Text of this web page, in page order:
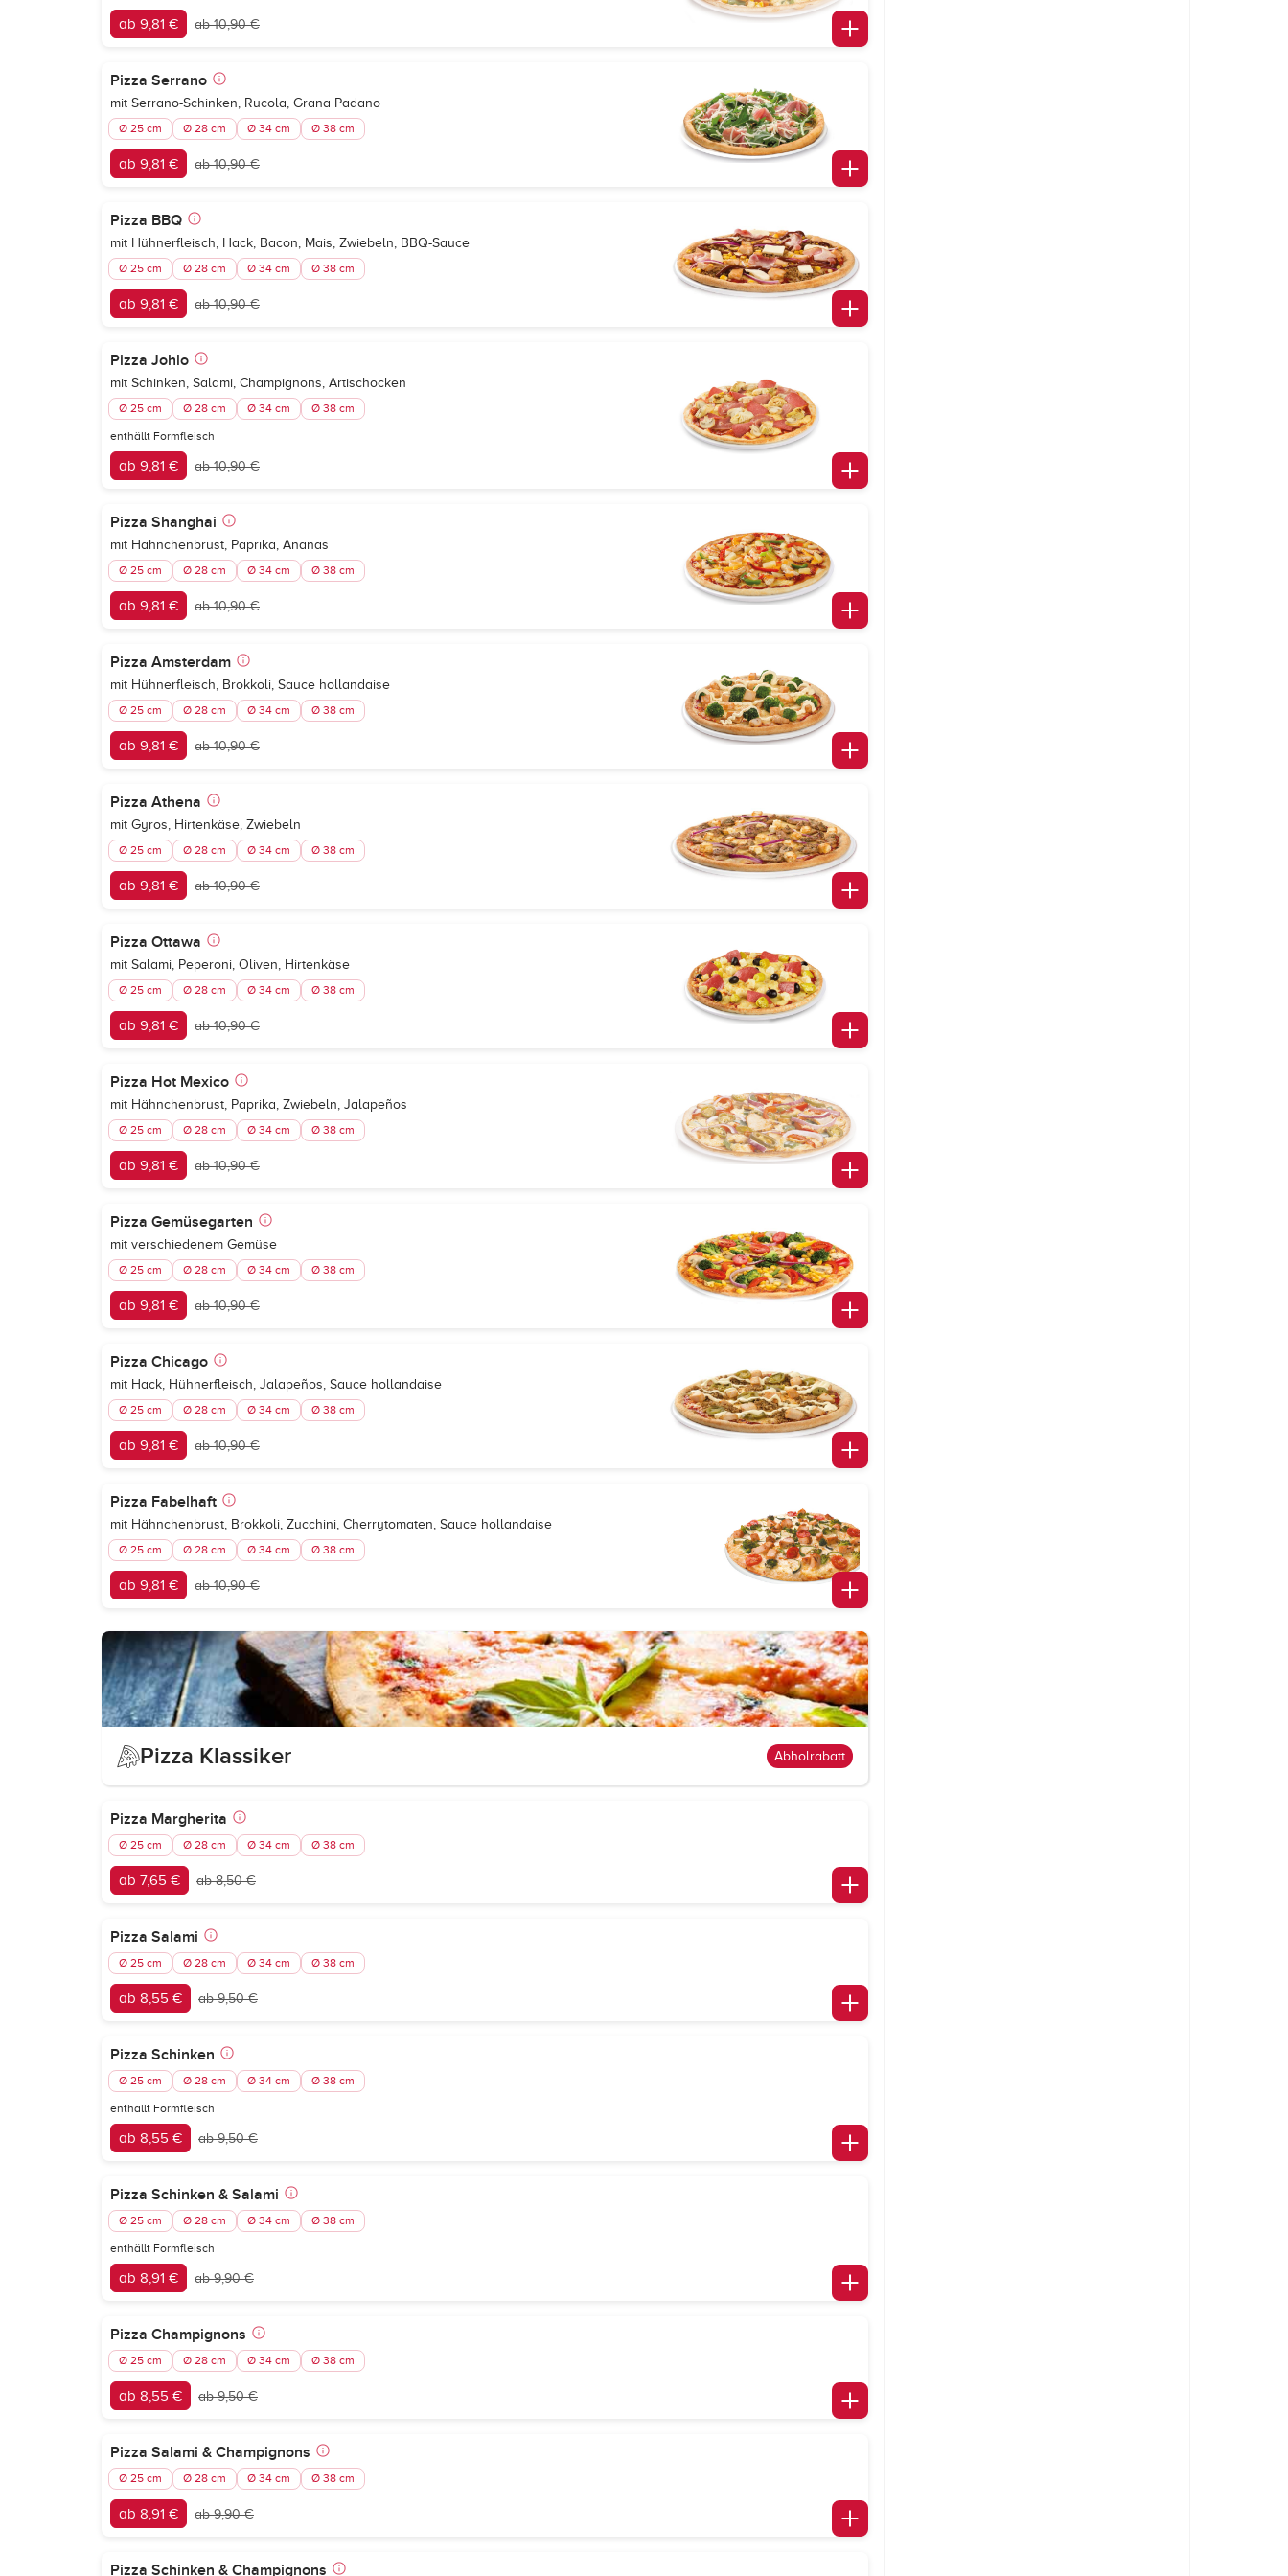
ab 9,81 € ab 10,90 €
Pizza Serrano
mit Serrano-Schinken, Rucola, Grana Padano
Ø 25 cm Ø 28 cm Ø 34 cm Ø 38 cm
ab 9,81 € ab 10,90 €
Pizza BBQ
mit Hühnerfleisch, Hack, Bacon, Mais, Zwiebeln, BBQ-Sauce
Ø 25 cm Ø 28 cm Ø 34 cm Ø 38 cm
ab 9,81 € ab 10,90 €
Pizza Johlo
mit Schinken, Salami, Champignons, Artischocken
Ø 25 cm Ø 28 cm Ø 34 cm Ø 38 cm
enthällt Formfleisch
ab 9,81 € ab 10,90 €
Pizza Shanghai
mit Hähnchenbrust, Paprika, Ananas
Ø 25 cm Ø 28 cm Ø 34 cm Ø 38 cm
ab 9,81 € ab 10,90 €
Pizza Amsterdam
mit Hühnerfleisch, Brokkoli, Sauce hollandaise
Ø 25 cm Ø 28 cm Ø 34 cm Ø 38 cm
ab 9,81 € ab 10,90 €
Pizza Athena
mit Gyros, Hirtenkäse, Zwiebeln
Ø 25 cm Ø 28 cm Ø 34 cm Ø 38 cm
ab 9,81 € ab 10,90 €
Pizza Ottawa
mit Salami, Peperoni, Oliven, Hirtenkäse
Ø 25 cm Ø 28 cm Ø 34 cm Ø 38 cm
ab 9,81 € ab 10,90 €
Pizza Hot Mexico
mit Hähnchenbrust, Paprika, Zwiebeln, Jalapeños
Ø 25 cm Ø 28 cm Ø 34 cm Ø 38 cm
ab 9,81 € ab 10,90 €
Pizza Gemüsegarten
mit verschiedenem Gemüse
Ø 25 cm Ø 28 cm Ø 34 cm Ø 38 cm
ab 9,81 € ab 10,90 €
Pizza Chicago
mit Hack, Hühnerfleisch, Jalapeños, Sauce hollandaise
Ø 25 cm Ø 28 cm Ø 34 cm Ø 38 cm
ab 9,81 € ab 10,90 €
Pizza Fabelhaft
mit Hähnchenbrust, Brokkoli, Zucchini, Cherrytomaten, Sauce hollandaise
Ø 25 cm Ø 28 cm Ø 34 cm Ø 38 cm
ab 9,81 € ab 10,90 €
Pizza Klassiker Abholrabatt
Pizza Margherita
Ø 25 cm Ø 28 cm Ø 34 cm Ø 38 cm
ab 7,65 € ab 8,50 €
Pizza Salami
Ø 25 cm Ø 28 cm Ø 34 cm Ø 38 cm
ab 8,55 € ab 9,50 €
Pizza Schinken
Ø 25 cm Ø 28 cm Ø 34 cm Ø 38 cm
enthällt Formfleisch
ab 8,55 € ab 9,50 €
Pizza Schinken & Salami
Ø 25 cm Ø 28 cm Ø 34 cm Ø 38 cm
enthällt Formfleisch
ab 8,91 € ab 9,90 €
Pizza Champignons
Ø 25 cm Ø 28 cm Ø 34 cm Ø 38 cm
ab 8,55 € ab 9,50 €
Pizza Salami & Champignons
Ø 25 cm Ø 28 cm Ø 34 cm Ø 38 cm
ab 8,91 € ab 9,90 €
Pizza Schinken & Champignons